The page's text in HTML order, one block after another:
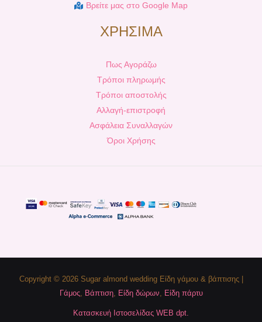
Βρείτε μας στο Google Map
ΧΡΗΣΙΜΑ
Πως Αγοράζω
Τρόποι πληρωμής
Τρόποι αποστολής
Αλλαγή-επιστροφή
Ασφάλεια Συναλλαγών
Όροι Χρήσης
Copyright © 2026 Sugar almond wedding Είδη γάμου & βάπτισης |
Γάμος, Βάπτιση, Είδη δώρων Είδη πάρτυ
Κατασκευή Ιστοσελίδας WEB dpt.